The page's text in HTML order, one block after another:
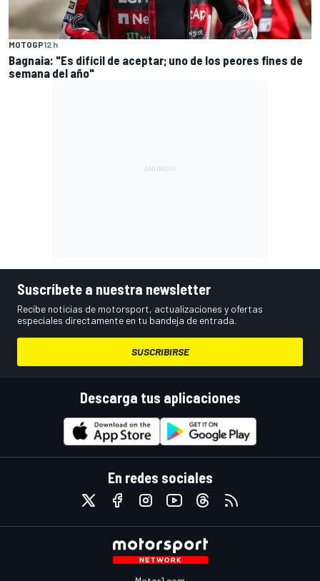
MOTOGP12 h
Bagnaia: "Es difícil de aceptar; uno de los peores fines de
semana del año"
Suscríbete a nuestra newsletter
Recibe noticias de motorsport, actualizaciones y ofertas
especiales directamente en tu bandeja de entrada.
SUSCRIBIRSE
Descarga tus aplicaciones
En redes sociales